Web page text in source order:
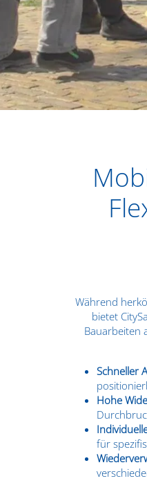
Während
bietet
Bauarbeiten
Schneller
Hohe
für